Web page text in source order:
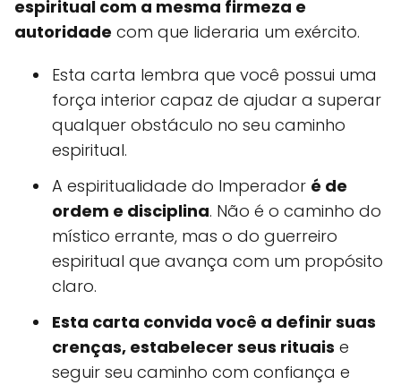
espiritual com a mesma firmeza e
autoridade com que lideraria um exército.
Esta carta lembra que você possui uma
força interior capaz de ajudar a superar
qualquer obstáculo no seu caminho
espiritual.
A espiritualidade do Imperador é de
ordem e disciplina. Não é o caminho do
místico errante, mas o do guerreiro
espiritual que avança com um propósito
claro.
Esta carta convida você a definir suas
crenças, estabelecer seus rituais e
seguir seu caminho com confiança e